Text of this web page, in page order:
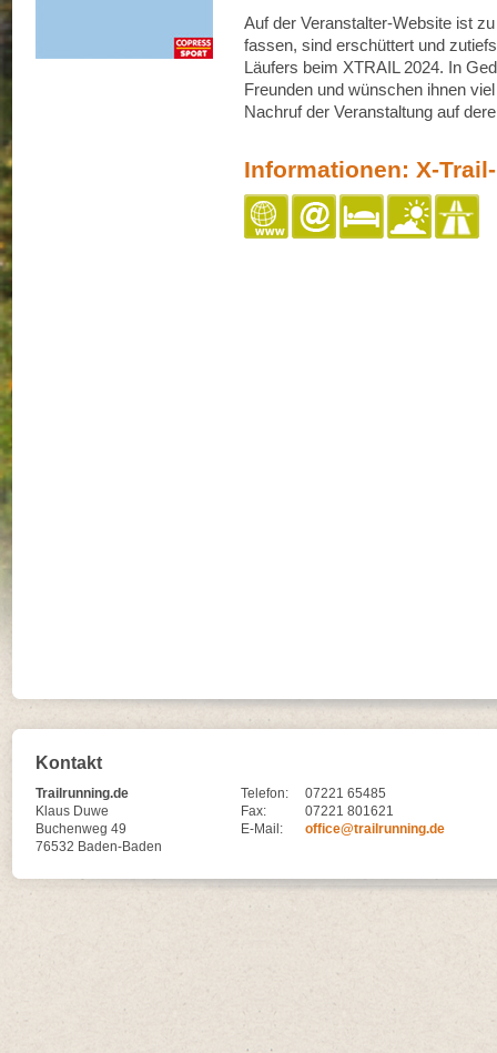
Auf der Veranstalter-Website ist
fassen, sind erschüttert und
Läufers beim XTRAIL 2024. In
Freunden und wünschen ihnen
Nachruf der Veranstaltung auf
Informationen: X-
Kontakt
Trailrunning.de
Klaus Duwe
Buchenweg 49
76532 Baden-Baden
Telefon:
07221 65485
Fax:
07221 801621
E-Mail:
office@trailrunning.de